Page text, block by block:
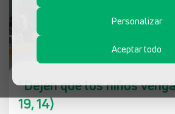
Personalizar
Aceptar todo
“Dejen que los niños
19, 14)